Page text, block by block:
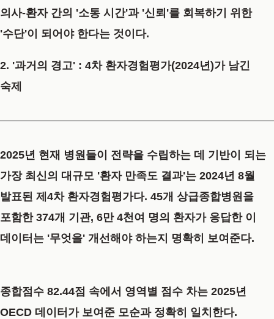
의사-환자 간의 '소통 시간'과 '신뢰'를 회복하기 위한
'수단'이 되어야 한다는 것이다.
2. '과거의 경고' : 4차 환자경험평가(2024년)가 남긴
숙제
2025년 현재 병원들이 전략을 수립하는 데 기반이 되는
가장 최신의 대규모 '환자 만족도 결과'는 2024년 8월
발표된 제4차 환자경험평가다. 45개 상급종합병원을
포함한 374개 기관, 6만 4천여 명의 환자가 응답한 이
데이터는 '무엇을' 개선해야 하는지 명확히 보여준다.
종합점수 82.44점 속에서 영역별 점수 차는 2025년
OECD 데이터가 보여준 모순과 정확히 일치한다.